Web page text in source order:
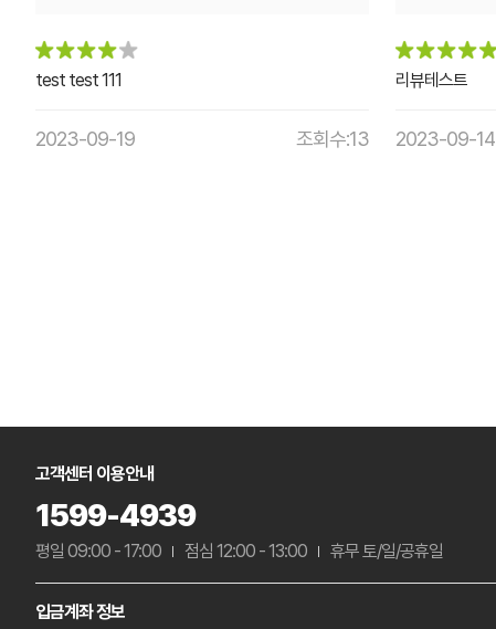
test test 111
2023-09-19 조회수:13
리뷰테스트
2023-09-14
고객센터 이용안내
1599-4939
평일 09:00 - 17:00 점심 12:00 - 13:00 휴무 토/일/공휴일
입금계좌 정보